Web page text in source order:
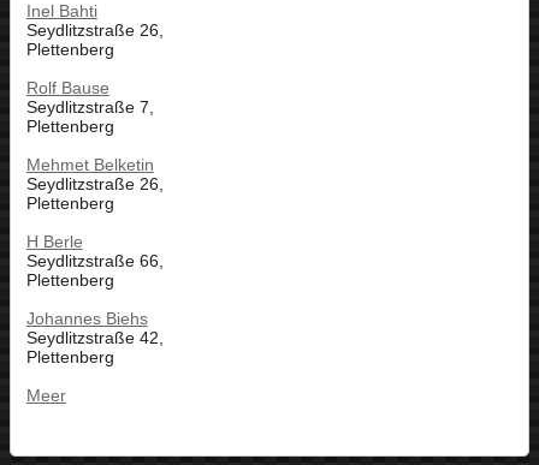
Inel Bahti
Seydlitzstraße 26,
Plettenberg
Rolf Bause
Seydlitzstraße 7,
Plettenberg
Mehmet Belketin
Seydlitzstraße 26,
Plettenberg
H Berle
Seydlitzstraße 66,
Plettenberg
Johannes Biehs
Seydlitzstraße 42,
Plettenberg
Meer